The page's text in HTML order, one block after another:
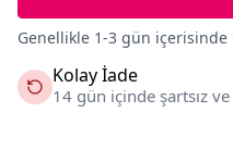
Genellikle 1-3 gün
Kolay İade
14 gün içinde şartsız